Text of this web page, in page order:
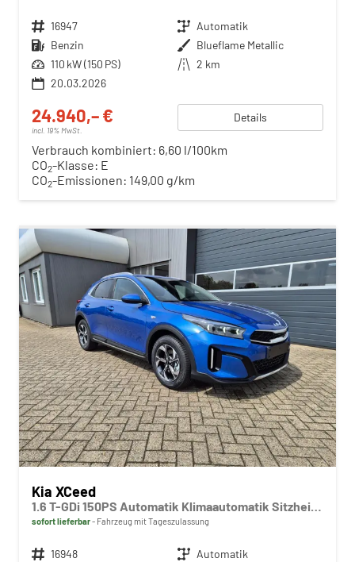
Fahrzeugnr. 16947 Getriebe Automatik
Kraftstoff Benzin Außenfarbe Blueflame Metallic
Leistung 110 kW (150 PS) Kilometerstand 2 km
20.03.2026
24.940,– €
incl. 19% MwSt.
Details
Verbrauch kombiniert: 6,60 l/100km
CO2-Klasse: E
CO2-Emissionen: 149,00 g/km
Kia XCeed
1.6 T-GDi 150PS Automatik Klimaautomatik Sitzheizung Lenkradheizung Navi PDC Rückf.Kamera abged.Scheiben Apple CarPlay Android Auto
sofort lieferbar Fahrzeug mit Tageszulassung
Fahrzeugnr. 16948 Getriebe Automatik